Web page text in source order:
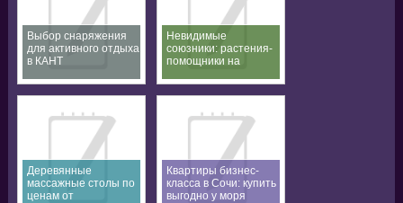
Выбор снаряжения
для активного отдыха
в КАНТ
Невидимые
союзники: растения-
помощники на
Перу
Деревянные
массажные столы по
ценам от
Квартиры бизнес-
класса в Сочи: купить
выгодно у моря